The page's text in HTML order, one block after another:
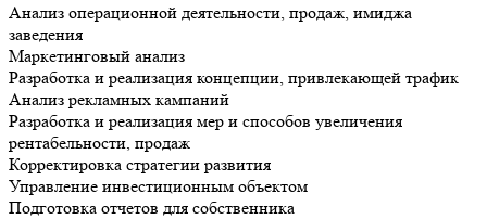
Анализ операционной деятельности, продаж, имиджа
заведения
Маркетинговый анализ
Разработка и реализация концепции, привлекающей трафик
Анализ рекламных кампаний
Разработка и реализация мер и способов увеличения
рентабельности, продаж
Корректировка стратегии развития
Управление инвестиционным объектом
Подготовка отчетов для собственника